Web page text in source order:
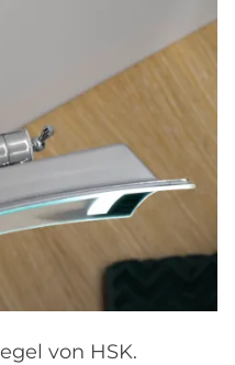
von HSK.